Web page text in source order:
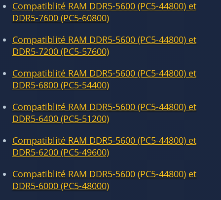
Compatiblité RAM DDR5-5600 (PC5-44800) et
DDR5-7600 (PC5-60800)
Compatiblité RAM DDR5-5600 (PC5-44800) et
DDR5-7200 (PC5-57600)
Compatiblité RAM DDR5-5600 (PC5-44800) et
DDR5-6800 (PC5-54400)
Compatiblité RAM DDR5-5600 (PC5-44800) et
DDR5-6400 (PC5-51200)
Compatiblité RAM DDR5-5600 (PC5-44800) et
DDR5-6200 (PC5-49600)
Compatiblité RAM DDR5-5600 (PC5-44800) et
DDR5-6000 (PC5-48000)